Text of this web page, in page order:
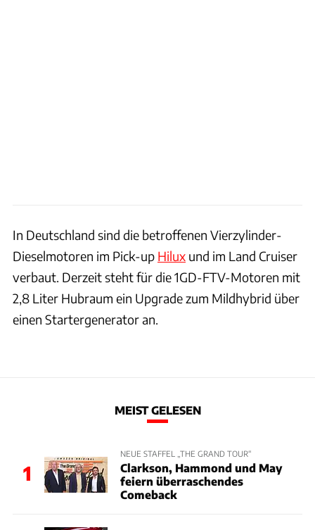
In Deutschland sind die betroffenen Vierzylinder-
Dieselmotoren im Pick-up Hilux und im Land Cruiser
verbaut. Derzeit steht für die 1GD-FTV-Motoren mit
2,8 Liter Hubraum ein Upgrade zum Mildhybrid über
einen Startergenerator an.
MEIST GELESEN
1
NEUE STAFFEL „THE GRAND TOUR“
Clarkson, Hammond und May
feiern überraschendes
Comeback